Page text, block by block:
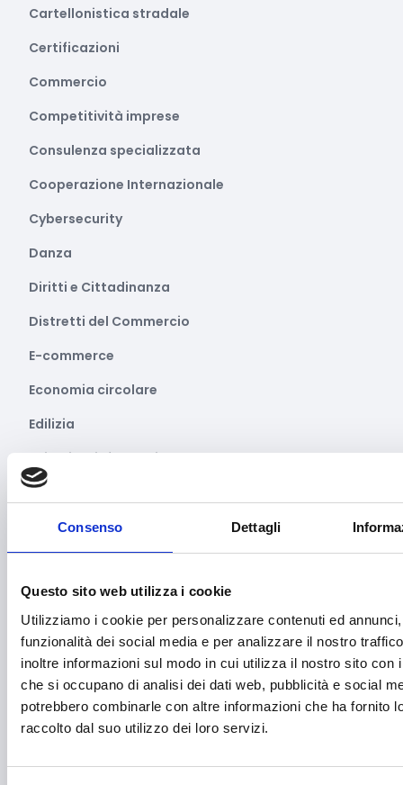
Consenso Dettagli
Questo sito web utilizza i cookie
Utilizziamo i cookie per personalizzare contenuti ed
funzionalità dei social media e per analizzare il nostro
inoltre informazioni sul modo in cui utilizza il nostro sito con
che si occupano di analisi dei dati web, pubblicità e social
potrebbero combinarle con altre informazioni che ha fornito
raccolto dal suo utilizzo dei loro servizi.
Cartellonistica stradale
Certificazioni
Commercio
Competitività imprese
Consulenza specializzata
Cooperazione Internazionale
Cybersecurity
Danza
Diritti e Cittadinanza
Distretti del Commercio
E-commerce
Economia circolare
Edilizia
Editoria e informazione
Educazione e istruzione
Emittenti radiofoniche
Farmaceutico
Farmacia e/o chimica
Fashion
Festival e mostre
Fiere ed eventi
Formazione e lavoro